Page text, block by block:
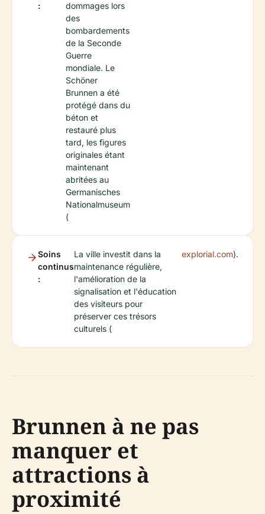
:
dommages lors
des
bombardements
de la Seconde
Guerre
mondiale. Le
Schöner
Brunnen a été
protégé dans du
béton et
restauré plus
tard, les figures
originales étant
maintenant
abritées au
Germanisches
Nationalmuseum
(
Soins
continus
:
La ville investit dans la
maintenance régulière,
l'amélioration de la
signalisation et l'éducation
des visiteurs pour
préserver ces trésors
culturels (
explorial.com).
Brunnen à ne pas
manquer et
attractions à
proximité